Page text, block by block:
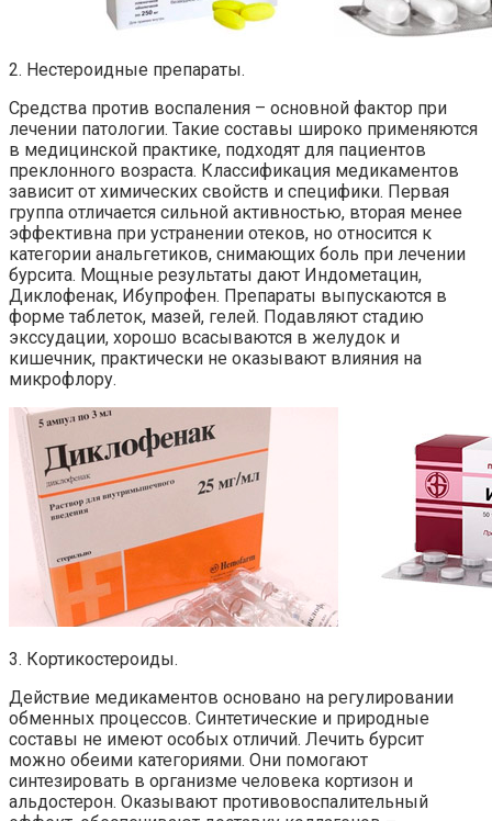
2. Нестероидные препараты.
Средства против воспаления – основной фактор при
лечении патологии. Такие составы широко применяются
в медицинской практике, подходят для пациентов
преклонного возраста. Классификация медикаментов
зависит от химических свойств и специфики. Первая
группа отличается сильной активностью, вторая менее
эффективна при устранении отеков, но относится к
категории анальгетиков, снимающих боль при лечении
бурсита. Мощные результаты дают Индометацин,
Диклофенак, Ибупрофен. Препараты выпускаются в
форме таблеток, мазей, гелей. Подавляют стадию
экссудации, хорошо всасываются в желудок и
кишечник, практически не оказывают влияния на
микрофлору.
3. Кортикостероиды.
Действие медикаментов основано на регулировании
обменных процессов. Синтетические и природные
составы не имеют особых отличий. Лечить бурсит
можно обеими категориями. Они помогают
синтезировать в организме человека кортизон и
альдостерон. Оказывают противовоспалительный